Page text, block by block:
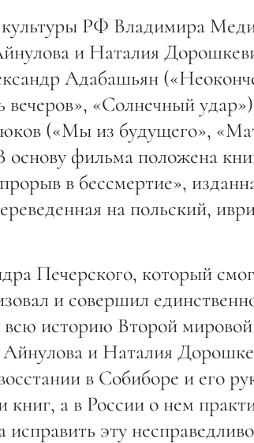
РФ Владимира
и Наталия
Адабашьян
«Солнечный
(«Мы из будущего»,
основу фильма положена
в бессмертие»,
на польский,
Печерского, который
и совершил
всю историю Второй
и Наталия
в Собиборе и его
а в России о нем
эту